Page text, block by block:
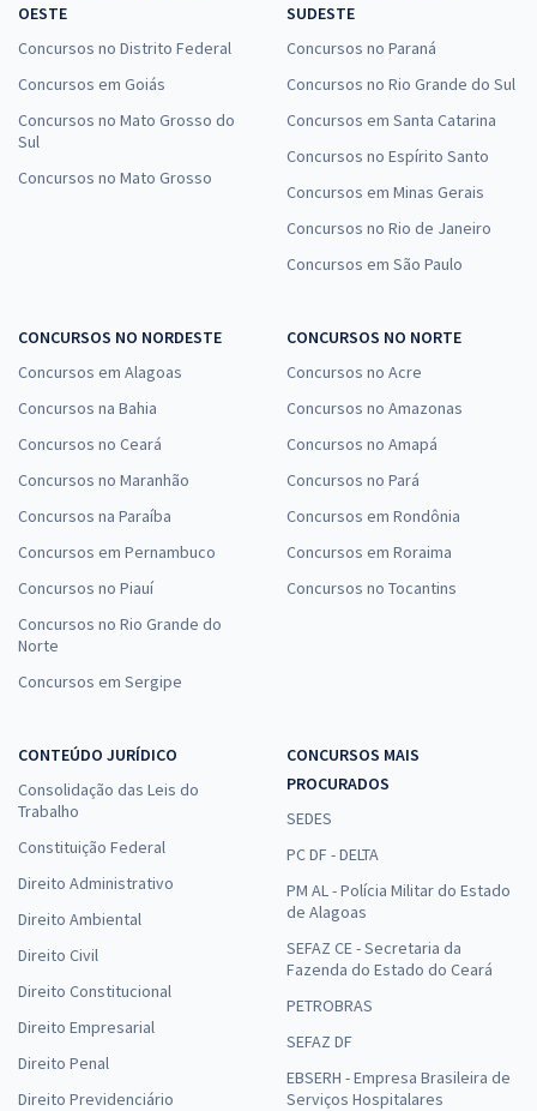
OESTE
Concursos no Distrito Federal
Concursos em Goiás
Concursos no Mato Grosso do
Sul
Concursos no Mato Grosso
SUDESTE
Concursos no Paraná
Concursos no Rio Grande do Sul
Concursos em Santa Catarina
Concursos no Espírito Santo
Concursos em Minas Gerais
Concursos no Rio de Janeiro
Concursos em São Paulo
CONCURSOS NO NORDESTE
Concursos em Alagoas
Concursos na Bahia
Concursos no Ceará
Concursos no Maranhão
Concursos na Paraíba
Concursos em Pernambuco
Concursos no Piauí
Concursos no Rio Grande do
Norte
Concursos em Sergipe
CONCURSOS NO NORTE
Concursos no Acre
Concursos no Amazonas
Concursos no Amapá
Concursos no Pará
Concursos em Rondônia
Concursos em Roraima
Concursos no Tocantins
CONTEÚDO JURÍDICO
Consolidação das Leis do
Trabalho
Constituição Federal
Direito Administrativo
Direito Ambiental
Direito Civil
Direito Constitucional
Direito Empresarial
Direito Penal
Direito Previdenciário
CONCURSOS MAIS
PROCURADOS
SEDES
PC DF - DELTA
PM AL - Polícia Militar do Estado
de Alagoas
SEFAZ CE - Secretaria da
Fazenda do Estado do Ceará
PETROBRAS
SEFAZ DF
EBSERH - Empresa Brasileira de
Serviços Hospitalares